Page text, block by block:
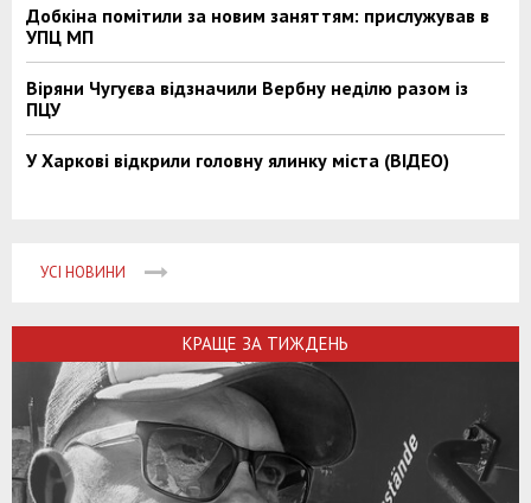
Добкіна помітили за новим заняттям: прислужував в
УПЦ МП
Віряни Чугуєва відзначили Вербну неділю разом із
ПЦУ
У Харкові відкрили головну ялинку міста (ВІДЕО)
УСІ НОВИНИ
КРАЩЕ ЗА ТИЖДЕНЬ